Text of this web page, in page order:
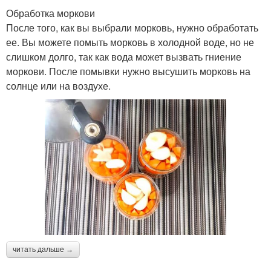
Обработка моркови
После того, как вы выбрали морковь, нужно обработать
ее. Вы можете помыть морковь в холодной воде, но не
слишком долго, так как вода может вызвать гниение
моркови. После помывки нужно высушить морковь на
солнце или на воздухе.
читать дальше →